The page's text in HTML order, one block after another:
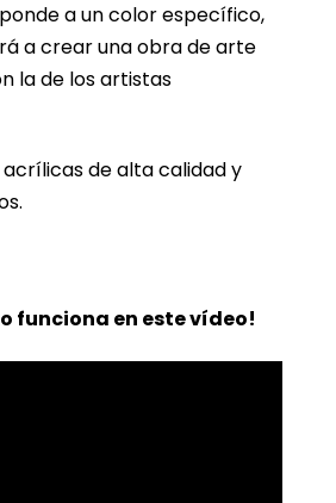
a un color específico,
a crear una obra de arte
la de los artistas
acrílicas de alta calidad y
funciona en este vídeo!